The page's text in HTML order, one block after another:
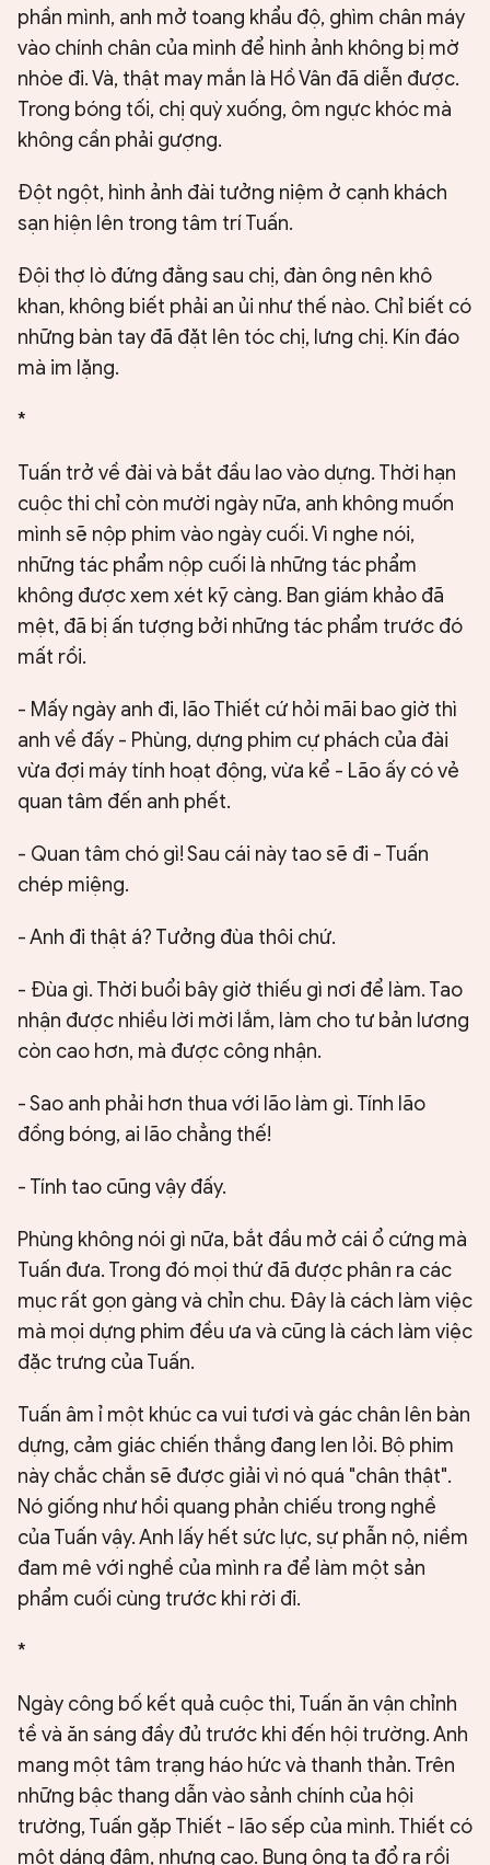
phần mình, anh mở toang khẩu độ, ghìm chân máy
vào chính chân của mình để hình ảnh không bị mờ
nhòe đi. Và, thật may mắn là Hồ Vân đã diễn được.
Trong bóng tối, chị quỳ xuống, ôm ngực khóc mà
không cần phải gượng.
Đột ngột, hình ảnh đài tưởng niệm ở cạnh khách
sạn hiện lên trong tâm trí Tuấn.
Đội thợ lò đứng đằng sau chị, đàn ông nên khô
khan, không biết phải an ủi như thế nào. Chỉ biết có
những bàn tay đã đặt lên tóc chị, lưng chị. Kín đáo
mà im lặng.
*
Tuấn trở về đài và bắt đầu lao vào dựng. Thời hạn
cuộc thi chỉ còn mười ngày nữa, anh không muốn
mình sẽ nộp phim vào ngày cuối. Vì nghe nói,
những tác phẩm nộp cuối là những tác phẩm
không được xem xét kỹ càng. Ban giám khảo đã
mệt, đã bị ấn tượng bởi những tác phẩm trước đó
mất rồi.
- Mấy ngày anh đi, lão Thiết cứ hỏi mãi bao giờ thì
anh về đấy - Phùng, dựng phim cự phách của đài
vừa đợi máy tính hoạt động, vừa kể - Lão ấy có vẻ
quan tâm đến anh phết.
- Quan tâm chó gì! Sau cái này tao sẽ đi - Tuấn
chép miệng.
- Anh đi thật á? Tưởng đùa thôi chứ.
- Đùa gì. Thời buổi bây giờ thiếu gì nơi để làm. Tao
nhận được nhiều lời mời lắm, làm cho tư bản lương
còn cao hơn, mà được công nhận.
- Sao anh phải hơn thua với lão làm gì. Tính lão
đồng bóng, ai lão chẳng thế!
- Tính tao cũng vậy đấy.
Phùng không nói gì nữa, bắt đầu mở cái ổ cứng mà
Tuấn đưa. Trong đó mọi thứ đã được phân ra các
mục rất gọn gàng và chỉn chu. Đây là cách làm việc
mà mọi dựng phim đều ưa và cũng là cách làm việc
đặc trưng của Tuấn.
Tuấn âm ỉ một khúc ca vui tươi và gác chân lên bàn
dựng, cảm giác chiến thắng đang len lỏi. Bộ phim
này chắc chắn sẽ được giải vì nó quá "chân thật".
Nó giống như hồi quang phản chiếu trong nghề
của Tuấn vậy. Anh lấy hết sức lực, sự phẫn nộ, niềm
đam mê với nghề của mình ra để làm một sản
phẩm cuối cùng trước khi rời đi.
*
Ngày công bố kết quả cuộc thi, Tuấn ăn vận chỉnh
tề và ăn sáng đầy đủ trước khi đến hội trường. Anh
mang một tâm trạng háo hức và thanh thản. Trên
những bậc thang dẫn vào sảnh chính của hội
trường, Tuấn gặp Thiết - lão sếp của mình. Thiết có
một dáng đậm, nhưng cao. Bụng ông ta đổ ra rồi